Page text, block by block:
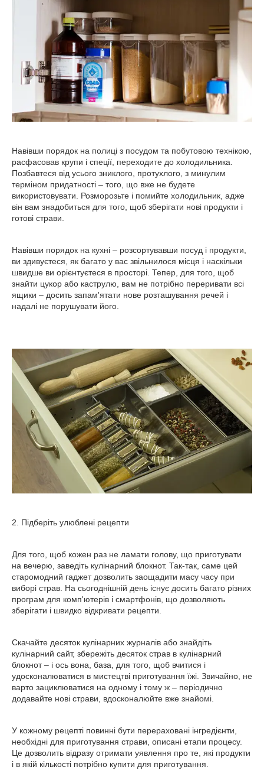
Навівши порядок на полиці з посудом та побутовою технікою,
расфасовав крупи і спеції, переходите до холодильника.
Позбавтеся від усього зниклого, протухлого, з минулим
терміном придатності – того, що вже не будете
використовувати. Розморозьте і помийте холодильник, адже
він вам знадобиться для того, щоб зберігати нові продукти і
готові страви.
Навівши порядок на кухні – розсортувавши посуд і продукти,
ви здивуєтеся, як багато у вас звільнилося місця і наскільки
швидше ви орієнтуєтеся в просторі. Тепер, для того, щоб
знайти цукор або каструлю, вам не потрібно переривати всі
ящики – досить запам'ятати нове розташування речей і
надалі не порушувати його.
2. Підберіть улюблені рецепти
Для того, щоб кожен раз не ламати голову, що приготувати
на вечерю, заведіть кулінарний блокнот. Так-так, саме цей
старомодний гаджет дозволить заощадити масу часу при
виборі страв. На сьогоднішній день існує досить багато різних
програм для комп'ютерів і смартфонів, що дозволяють
зберігати і швидко відкривати рецепти.
Скачайте десяток кулінарних журналів або знайдіть
кулінарний сайт, збережіть десяток страв в кулінарний
блокнот – і ось вона, база, для того, щоб вчитися і
удосконалюватися в мистецтві приготування їжі. Звичайно, не
варто зациклюватися на одному і тому ж – періодично
додавайте нові страви, вдосконалюйте вже знайомі.
У кожному рецепті повинні бути перераховані інгредієнти,
необхідні для приготування страви, описані етапи процесу.
Це дозволить відразу отримати уявлення про те, які продукти
і в якій кількості потрібно купити для приготування.